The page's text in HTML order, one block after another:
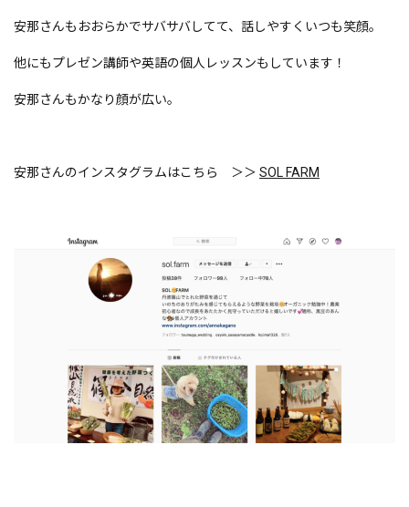
安那さんもおおらかでサバサバしてて、話しやすくいつも笑顔。
他にもプレゼン講師や英語の個人レッスンもしています！
安那さんもかなり顔が広い。
安那さんのインスタグラムはこちら ＞＞ SOL FARM